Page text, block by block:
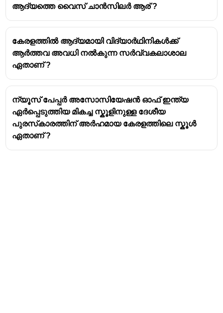
ആദ്യത്തെ വൈസ് ചാൻസിലർ ആര് ?
കേരളത്തിൽ ആദ്യമായി വിദ്യാർഥിനികൾക്ക്
ആർത്തവ അവധി നൽകുന്ന സർവ്വകലാശാല
ഏതാണ് ?
ന്യൂസ് പേപ്പർ അസോസിയേഷൻ ഓഫ് ഇന്ത്യ
ഏർപ്പെടുത്തിയ മികച്ച സ്കൂളിനുള്ള ദേശീയ
പുരസ്‌കാരത്തിന് അർഹമായ കേരളത്തിലെ സ്കൂൾ
ഏതാണ് ?